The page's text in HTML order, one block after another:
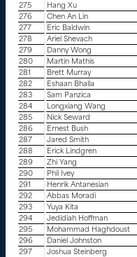
275
Hang Xu
276
Chen An Lin
277
Eric Baldwin
278
Ariel Shevach
279
Danny Wong
280
Martin Mathis
281
Brett Murray
282
Eshaan Bhalla
283
Sam Panzica
284
Longxiang Wang
285
Nick Seward
286
Ernest Bush
287
Jared Smith
288
Erick Lindgren
289
Zhi Yang
290
Phil Ivey
291
Henrik Antanesian
292
Abbas Moradi
293
Yuya Kita
294
Jedidiah Hoffman
295
Mohammad Haghdoust
296
Daniel Johnston
297
Joshua Steinberg